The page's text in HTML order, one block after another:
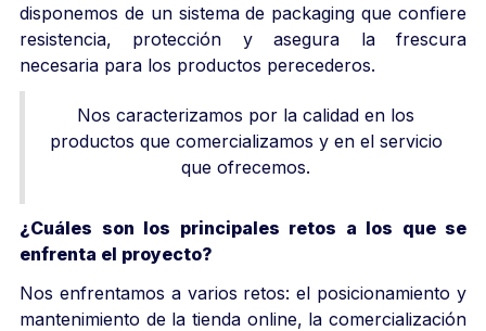
disponemos de un sistema de packaging que confiere
resistencia, protección y asegura la frescura
necesaria para los productos perecederos.
Nos caracterizamos por la calidad en los
productos que comercializamos y en el servicio
que ofrecemos.
¿Cuáles son los principales retos a los que se
enfrenta el proyecto?
Nos enfrentamos a varios retos: el posicionamiento y
mantenimiento de la tienda online, la comercialización